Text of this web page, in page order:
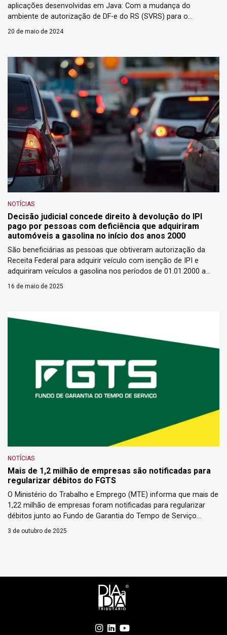
aplicações desenvolvidas em Java: Com a mudança do
ambiente de autorização de DF-e do RS (SVRS) para o
ambiente Azure, este ambiente está provocando a utilização
provoca […]
20 de maio de 2024
NOTÍCIAS
Decisão judicial concede direito à devolução do IPI
pago por pessoas com deficiência que adquiriram
automóveis a gasolina no início dos anos 2000
São beneficiárias as pessoas que obtiveram autorização da
Receita Federal para adquirir veículo com isenção de IPI e
adquiriram veículos a gasolina nos períodos de 01.01.2000 a
25.06.2000 e 17.06.2003 a 02.11.2003. Se você se enquadra nos
16 de maio de 2025
NOTÍCIAS
Mais de 1,2 milhão de empresas são notificadas para
regularizar débitos do FGTS
O Ministério do Trabalho e Emprego (MTE) informa que mais de
1,22 milhão de empresas foram notificadas para regularizar
débitos junto ao Fundo de Garantia do Tempo de Serviço
(FGTS). Os dados fazem parte de levantamento nacional
3 de outubro de 2025